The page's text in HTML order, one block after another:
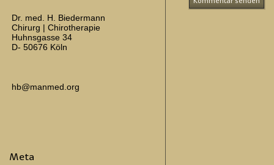
Dr. med. H. Biedermann
Chirurg | Chirotherapie
Huhnsgasse 34
D- 50676 Köln
hb@manmed.org
Meta